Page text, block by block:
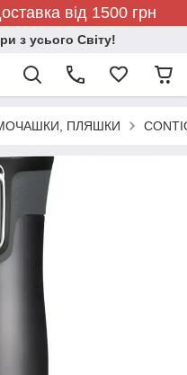
від 1500 грн
з усього Світу!
ПЛЯШКИ